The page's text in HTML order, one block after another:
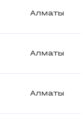
Алматы
Алматы
Алматы